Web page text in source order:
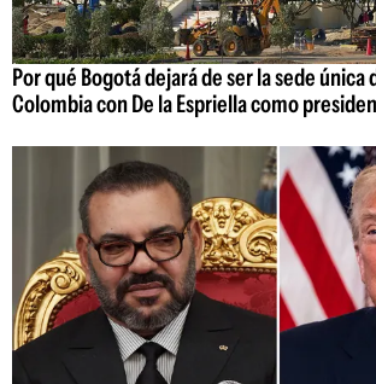
Por qué Bogotá dejará de ser la sede única
Colombia con De la Espriella como